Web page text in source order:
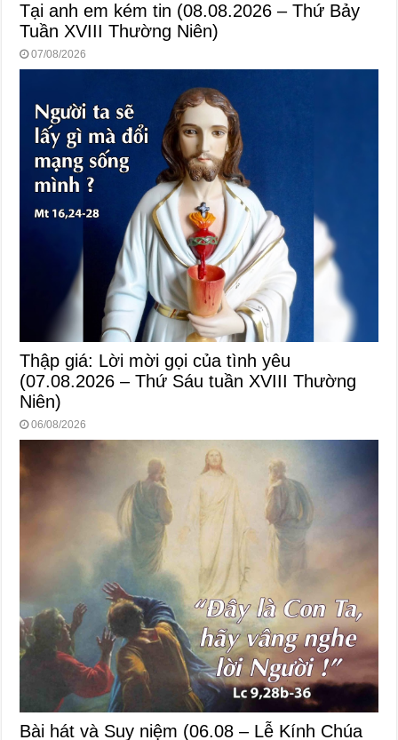
Tại anh em kém tin (08.08.2026 – Thứ Bảy
Tuần XVIII Thường Niên)
07/08/2026
Thập giá: Lời mời gọi của tình yêu
(07.08.2026 – Thứ Sáu tuần XVIII Thường
Niên)
06/08/2026
Bài hát và Suy niệm (06.08 – Lễ Kính Chúa